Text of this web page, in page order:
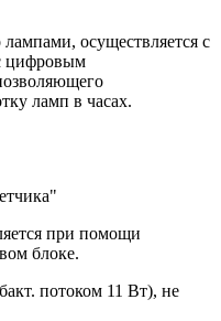
осуществляется с
цифровым
ламп в часах.
при помощи
блоке.
потоком 11 Вт), не